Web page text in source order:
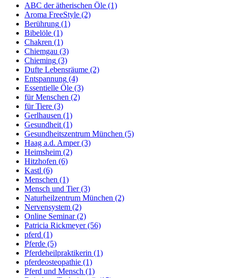
ABC der ätherischen Öle (1)
Aroma FreeStyle (2)
Berührung (1)
Bibelöle (1)
Chakren (1)
Chiemgau (3)
Chieming (3)
Dufte Lebensräume (2)
Entspannung (4)
Essentielle Öle (3)
für Menschen (2)
für Tiere (3)
Gerlhausen (1)
Gesundheit (1)
Gesundheitszentrum München (5)
Haag a.d. Amper(3)
Heimsheim (2)
Hitzhofen (6)
Kastl (6)
Menschen (1)
Mensch und Tier(3)
Naturheilzentrum München (2)
Nervensystem (2)
Online Seminar(2)
Patricia Rickmeyer(56)
pferd (1)
Pferde (5)
Pferdeheilpraktikerin (1)
pferdeosteopathie (1)
Pferd und Mensch (1)